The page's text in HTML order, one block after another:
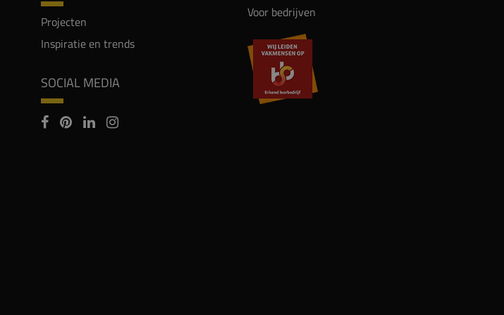
Projecten
Inspiratie en trends
SOCIAL MEDIA
Voor bedrijven